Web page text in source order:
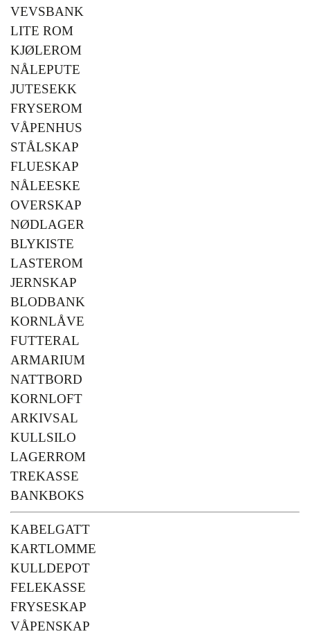
VEVSBANK
LITE ROM
KJØLEROM
NÅLEPUTE
JUTESEKK
FRYSEROM
VÅPENHUS
STÅLSKAP
FLUESKAP
NÅLEESKE
OVERSKAP
NØDLAGER
BLYKISTE
LASTEROM
JERNSKAP
BLODBANK
KORNLÅVE
FUTTERAL
ARMARIUM
NATTBORD
KORNLOFT
ARKIVSAL
KULLSILO
LAGERROM
TREKASSE
BANKBOKS
KABELGATT
KARTLOMME
KULLDEPOT
FELEKASSE
FRYSESKAP
VÅPENSKAP